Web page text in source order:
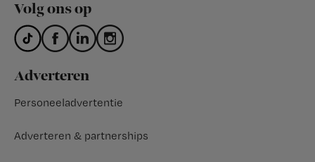
Volg ons op
Adverteren
Personeeladvertentie
Adverteren & partnerships